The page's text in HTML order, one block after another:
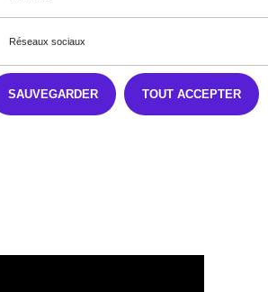
Réseaux sociaux
TOUT ACCEPTER
SAUVEGARDER